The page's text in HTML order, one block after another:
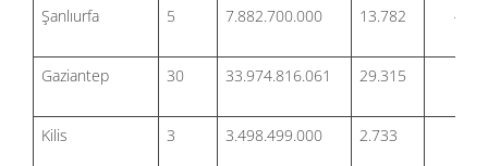
Şanlıurfa 5 7.882.700.000 13.782
Gaziantep 30 33.974.816.061 29.315
Kilis 3 3.498.499.000 2.733